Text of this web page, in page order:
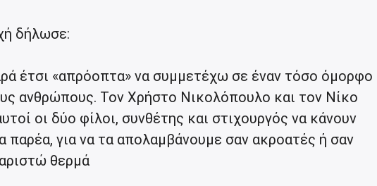
δήλωσε:
έτσι «απρόοπτα» να συμμετέχω σε έναν τόσο όμορφο
ανθρώπους. Τον Χρήστο Νικολόπουλο και τον Νίκο
οι δύο φίλοι, συνθέτης και στιχουργός να κάνουν
παρέα, για να τα απολαμβάνουμε σαν ακροατές ή σαν
θερμά